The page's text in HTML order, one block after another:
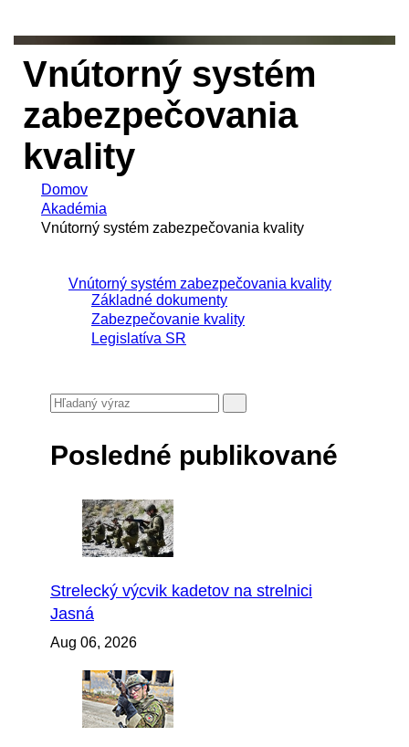
Vnútorný systém
zabezpečovania
kvality
Domov
Akadémia
Vnútorný systém zabezpečovania kvality
Vnútorný systém zabezpečovania kvality
Základné dokumenty
Zabezpečovanie kvality
Legislatíva SR
Posledné publikované
Strelecký výcvik kadetov na strelnici
Jasná
Aug 06, 2026